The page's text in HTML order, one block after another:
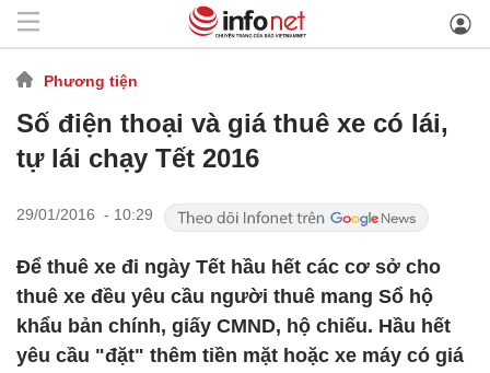
Phương tiện
Số điện thoại và giá thuê xe có lái,
tự lái chạy Tết 2016
29/01/2016 - 10:29
Để thuê xe đi ngày Tết hầu hết các cơ sở cho
thuê xe đều yêu cầu người thuê mang Sổ hộ
khẩu bản chính, giấy CMND, hộ chiếu. Hầu hết
yêu cầu "đặt" thêm tiền mặt hoặc xe máy có giá